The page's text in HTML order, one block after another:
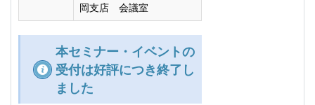
岡支店 会議室
本セミナー・イベントの
受付は好評につき終了し
ました